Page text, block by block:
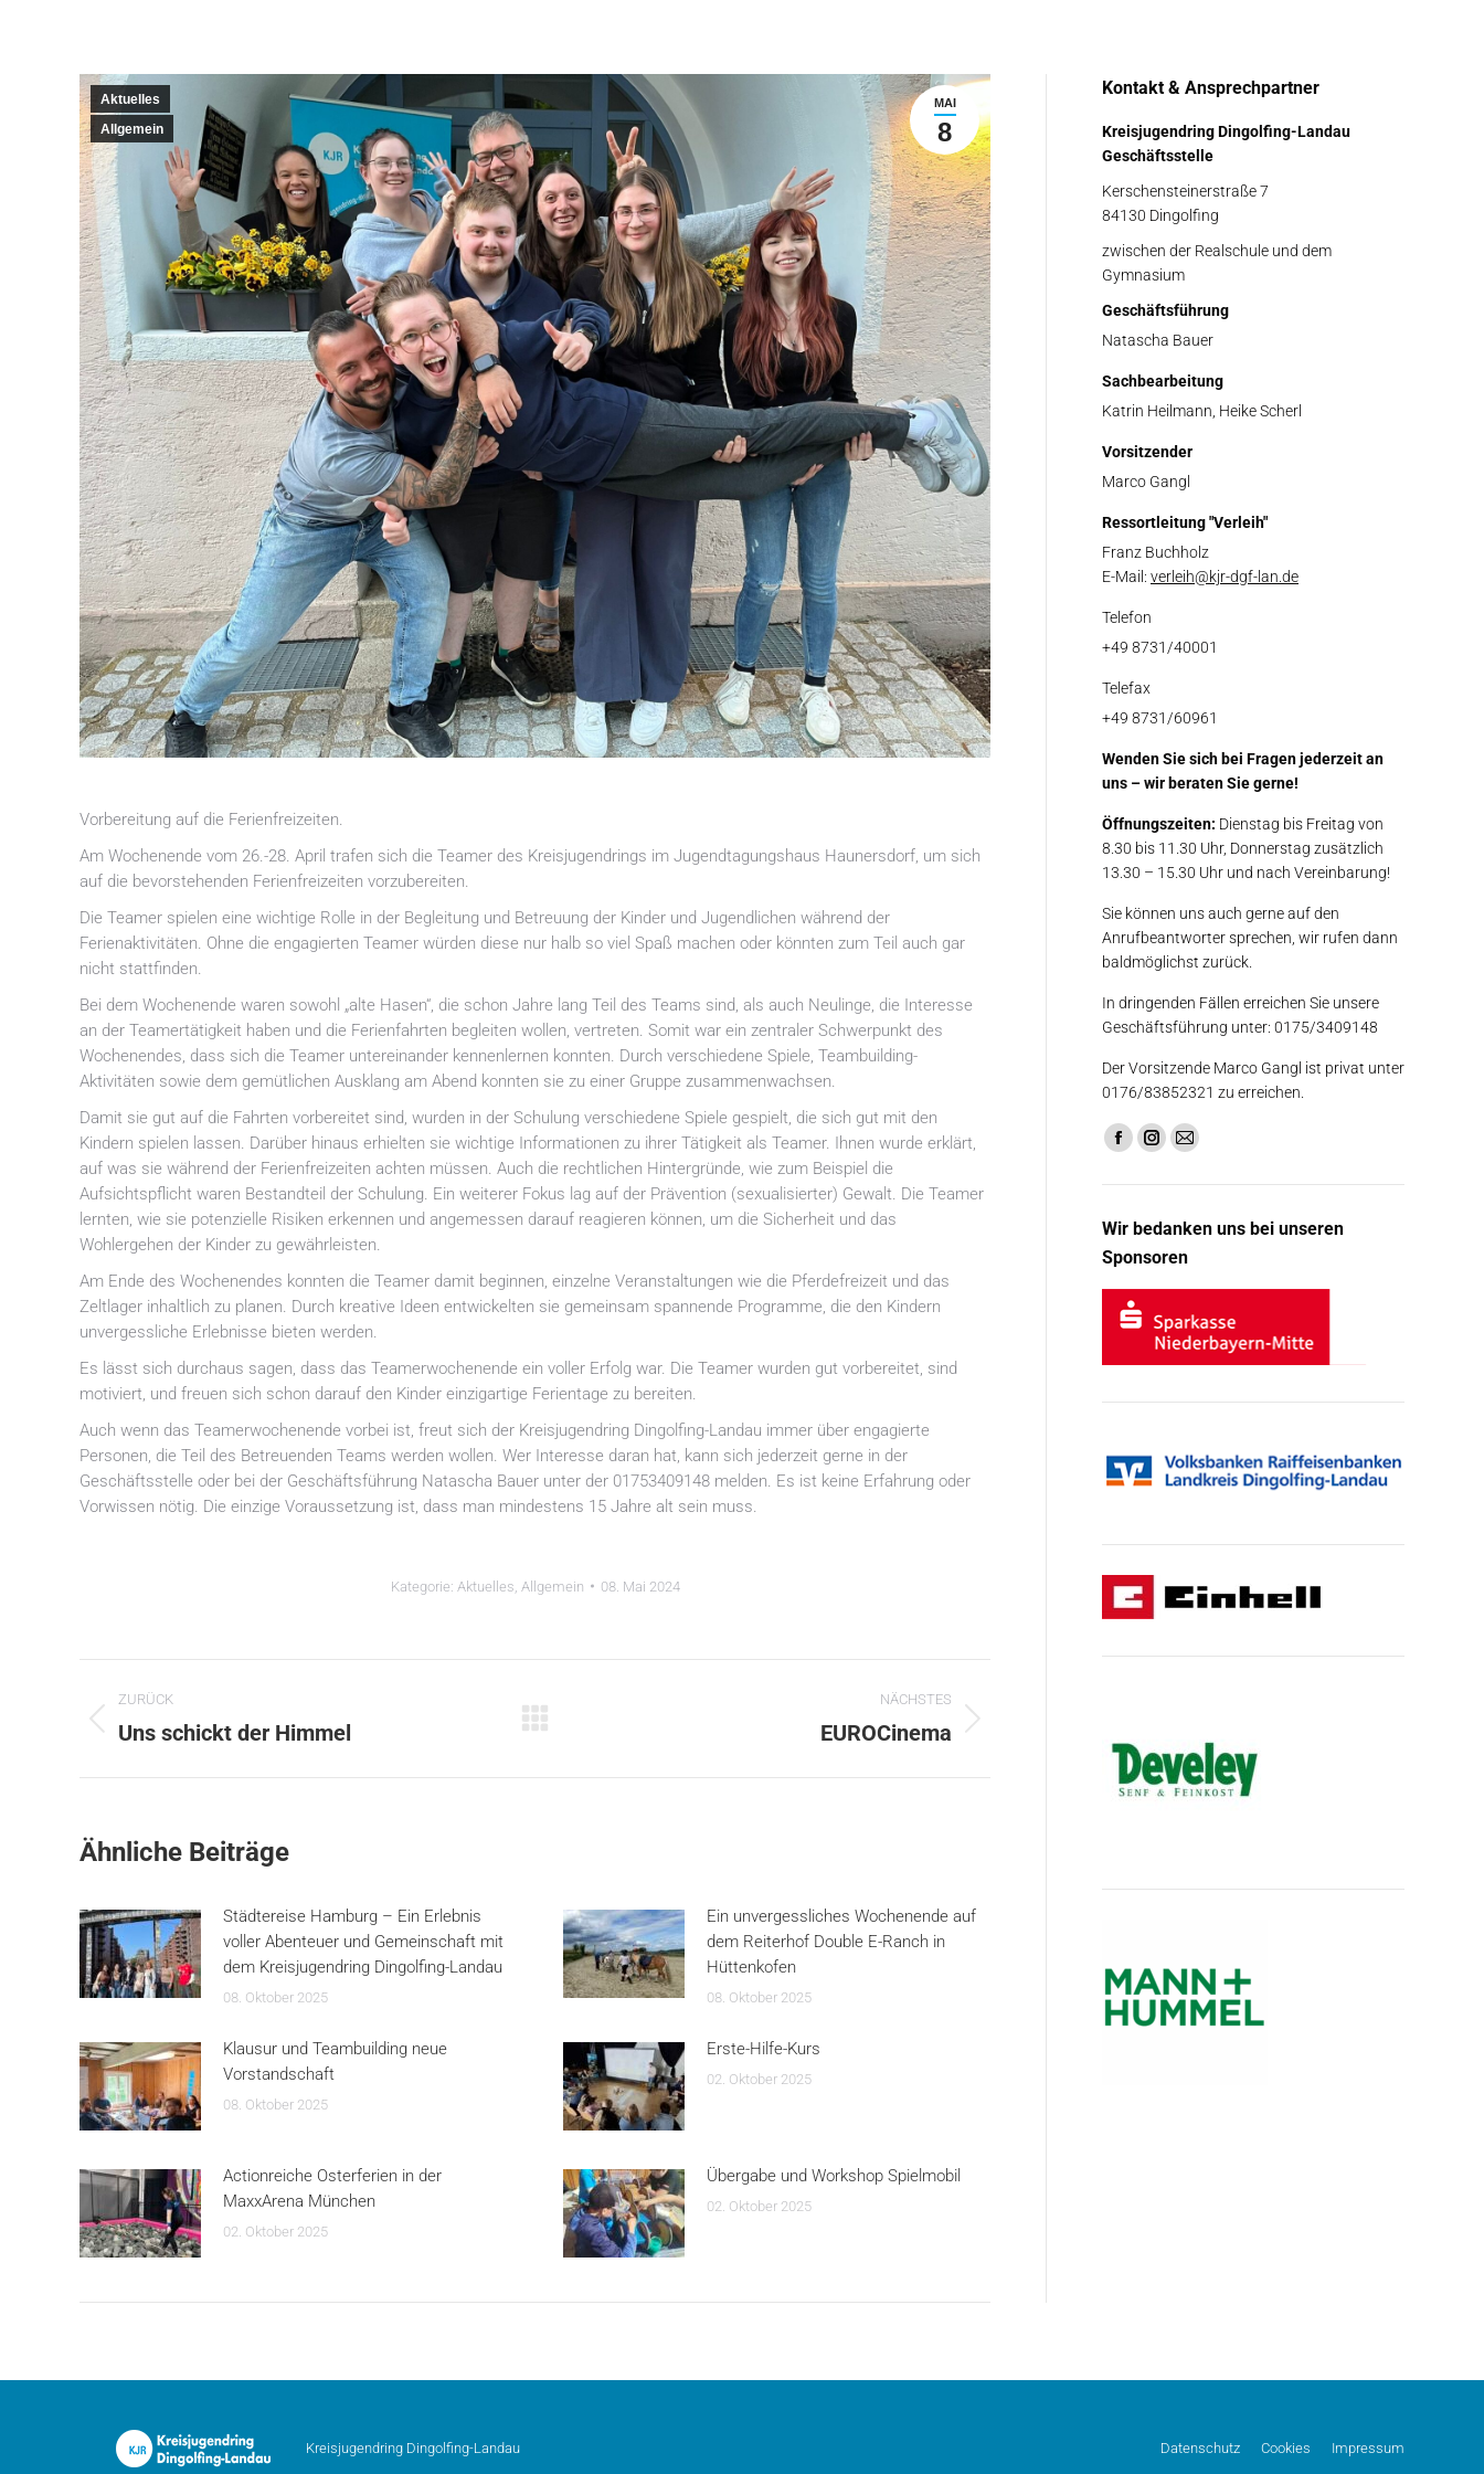
MAI
8
Aktuelles
Allgemein
Vorbereitung auf die Ferienfreizeiten.
Am Wochenende vom 26.-28. April trafen sich die Teamer des Kreisjugendrings im Jugendtagungshaus Haunersdorf, um sich
auf die bevorstehenden Ferienfreizeiten vorzubereiten.
Die Teamer spielen eine wichtige Rolle in der Begleitung und Betreuung der Kinder und Jugendlichen während der
Ferienaktivitäten. Ohne die engagierten Teamer würden diese nur halb so viel Spaß machen oder könnten zum Teil auch gar
nicht stattfinden.
Bei dem Wochenende waren sowohl „alte Hasen“, die schon Jahre lang Teil des Teams sind, als auch Neulinge, die Interesse
an der Teamertätigkeit haben und die Ferienfahrten begleiten wollen, vertreten. Somit war ein zentraler Schwerpunkt des
Wochenendes, dass sich die Teamer untereinander kennenlernen konnten. Durch verschiedene Spiele, Teambuilding-
Aktivitäten sowie dem gemütlichen Ausklang am Abend konnten sie zu einer Gruppe zusammenwachsen.
Damit sie gut auf die Fahrten vorbereitet sind, wurden in der Schulung verschiedene Spiele gespielt, die sich gut mit den
Kindern spielen lassen. Darüber hinaus erhielten sie wichtige Informationen zu ihrer Tätigkeit als Teamer. Ihnen wurde erklärt,
auf was sie während der Ferienfreizeiten achten müssen. Auch die rechtlichen Hintergründe, wie zum Beispiel die
Aufsichtspflicht waren Bestandteil der Schulung. Ein weiterer Fokus lag auf der Prävention (sexualisierter) Gewalt. Die Teamer
lernten, wie sie potenzielle Risiken erkennen und angemessen darauf reagieren können, um die Sicherheit und das
Wohlergehen der Kinder zu gewährleisten.
Am Ende des Wochenendes konnten die Teamer damit beginnen, einzelne Veranstaltungen wie die Pferdefreizeit und das
Zeltlager inhaltlich zu planen. Durch kreative Ideen entwickelten sie gemeinsam spannende Programme, die den Kindern
unvergessliche Erlebnisse bieten werden.
Es lässt sich durchaus sagen, dass das Teamerwochenende ein voller Erfolg war. Die Teamer wurden gut vorbereitet, sind
motiviert, und freuen sich schon darauf den Kinder einzigartige Ferientage zu bereiten.
Auch wenn das Teamerwochenende vorbei ist, freut sich der Kreisjugendring Dingolfing-Landau immer über engagierte
Personen, die Teil des Betreuenden Teams werden wollen. Wer Interesse daran hat, kann sich jederzeit gerne in der
Geschäftsstelle oder bei der Geschäftsführung Natascha Bauer unter der 01753409148 melden. Es ist keine Erfahrung oder
Vorwissen nötig. Die einzige Voraussetzung ist, dass man mindestens 15 Jahre alt sein muss.
Kategorie: Aktuelles Allgemein 08. Mai 2024
ZURÜCK
Vorheriger
Uns schickt der Himmel
NÄCHSTES
EUROCinema
Ähnliche Beiträge
Städtereise Hamburg – Ein Erlebnis
voller Abenteuer und Gemeinschaft mit
dem Kreisjugendring Dingolfing-Landau
08. Oktober 2025
Ein unvergessliches Wochenende auf
dem Reiterhof Double E-Ranch in
Hüttenkofen
08. Oktober 2025
Klausur und Teambuilding neue
Vorstandschaft
08. Oktober 2025
Erste-Hilfe-Kurs
02. Oktober 2025
Actionreiche Osterferien in der
MaxxArena München
02. Oktober 2025
Übergabe und Workshop Spielmobil
02. Oktober 2025
Kontakt & Ansprechpartner
Kreisjugendring Dingolfing-Landau
Geschäftsstelle
Kerschensteinerstraße 7
84130 Dingolfing
zwischen der Realschule und dem
Gymnasium
Geschäftsführung
Natascha Bauer
Sachbearbeitung
Katrin Heilmann, Heike Scherl
Vorsitzender
Marco Gangl
Ressortleitung "Verleih"
Franz Buchholz
E-Mail: verleih@kjr-dgf-lan.de
Telefon
+49 8731/40001
Telefax
+49 8731/60961
Wenden Sie sich bei Fragen jederzeit an
uns – wir beraten Sie gerne!
Öffnungszeiten: Dienstag bis Freitag von
8.30 bis 11.30 Uhr, Donnerstag zusätzlich
13.30 – 15.30 Uhr und nach Vereinbarung!
Sie können uns auch gerne auf den
Anrufbeantworter sprechen, wir rufen dann
baldmöglichst zurück.
In dringenden Fällen erreichen Sie unsere
Geschäftsführung unter: 0175/3409148
Der Vorsitzende Marco Gangl ist privat unter
0176/83852321 zu erreichen.
Finden Sie uns auf:
Facebook
in
new
window
Instagram
in
new
window
E-
opens
in
new
window
Wir bedanken uns bei unseren
Sponsoren
Kreisjugendring Dingolfing-Landau Datenschutz Cookies Impressum